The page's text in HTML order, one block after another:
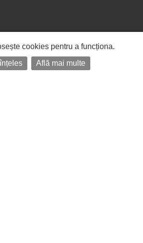
cookies pentru a funcționa.
Află mai multe